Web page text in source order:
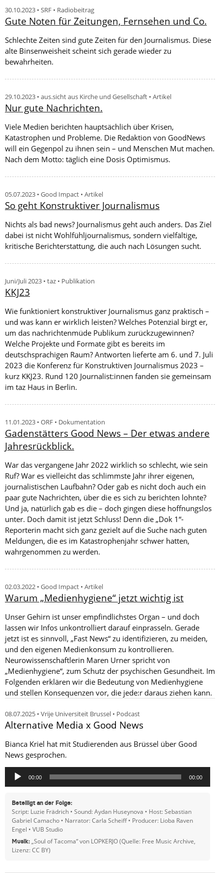
30.10.2023 • SRF • Radiobeitrag
Gute Noten für Zeitungen, Fernsehen und Co.
Schlechte Zeiten sind gute Zeiten für den Journalismus. Diese
alte Binsenweisheit scheint sich gerade wieder zu
bewahrheiten.
29.10.2023 • aus.sicht aus Kirche und Gesellschaft • Artikel
Nur gute Nachrichten.
Viele Medien berichten hauptsächlich über Krisen,
Katastrophen und Probleme. Die Redaktion von GoodNews
will ein Gegenpol zu ihnen sein – und Menschen Mut machen.
Nach dem Motto: täglich eine Dosis Optimismus.
05.07.2023 • Good Impact • Artikel
So geht Konstruktiver Journalismus
Nichts als bad news? Journalismus geht auch anders. Das Ziel
dabei ist nicht Wohlfühljournalismus, sondern vielfältige,
kritische Berichterstattung, die auch nach Lösungen sucht.
Juni/Juli 2023 • taz • Publikation
KKJ23
Wie funktioniert konstruktiver Journalismus ganz praktisch –
und was kann er wirklich leisten? Welches Potenzial birgt er,
um das nachrichtenmüde Publikum zurückzugewinnen?
Welche Projekte und Formate gibt es bereits im
deutschsprachigen Raum? Antworten lieferte am 6. und 7. Juli
2023 die Konferenz für Konstruktiven Journalismus 2023 –
kurz KKJ23. Rund 120 Journalist:innen fanden sie gemeinsam
im taz Haus in Berlin.
11.01.2023 • ORF • Dokumentation
Gadenstätters Good News – Der etwas andere
Jahresrückblick.
War das vergangene Jahr 2022 wirklich so schlecht, wie sein
Ruf? War es vielleicht das schlimmste Jahr ihrer eigenen,
journalistischen Laufbahn? Oder gab es nicht doch auch ein
paar gute Nachrichten, über die es sich zu berichten lohnte?
Und ja, natürlich gab es die – doch gingen diese hoffnungslos
unter. Doch damit ist jetzt Schluss! Denn die „Dok 1“-
Reporterin macht sich ganz gezielt auf die Suche nach guten
Meldungen, die es im Katastrophenjahr schwer hatten,
wahrgenommen zu werden.
02.03.2022 • Good Impact • Artikel
Warum „Medienhygiene“ jetzt wichtig ist
Unser Gehirn ist unser empfindlichstes Organ – und doch
lassen wir Infos unkontrolliert darauf einprasseln. Gerade
jetzt ist es sinnvoll, „Fast News“ zu identifizieren, zu meiden,
und den eigenen Medienkonsum zu kontrollieren.
Neurowissenschaftlerin Maren Urner spricht von
„Medienhygiene“, zum Schutz der psychischen Gesundheit. Im
Folgenden erklären wir die Bedeutung von Medienhygiene
und stellen Konsequenzen vor, die jede:r daraus ziehen kann.
08.07.2025 • Vrije Universiteit Brussel • Podcast
Alternative Media x Good News
Bianca Kriel hat mit Studierenden aus Brüssel über Good
News gesprochen.
Audio-
Player
00:00 00:00
Beteiligt an der Folge:
Script: Luzie Frädrich • Sound: Aydan Huseynova • Host: Sebastian
Gabriel Camacho • Narrator: Carla Scheiff • Producer: Lioba Raven
Engel • VUB Studio
Musik: „Soul of Tacoma“ von LOPKERJO (Quelle: Free Music Archive,
Lizenz: CC BY)